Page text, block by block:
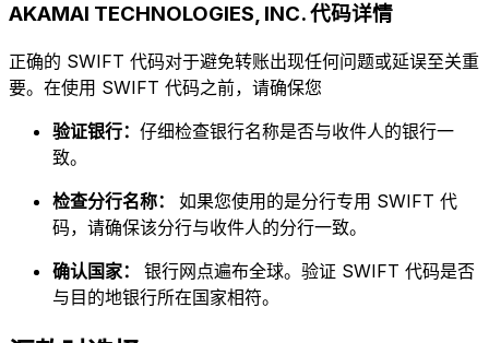
AKAMAI TECHNOLOGIES, INC. 代码详情
正确的 SWIFT 代码对于避免转账出现任何问题或延误至关重
要。在使用 SWIFT 代码之前，请确保您
验证银行： 仔细检查银行名称是否与收件人的银行一
致。
检查分行名称： 如果您使用的是分行专用 SWIFT 代
码，请确保该分行与收件人的分行一致。
确认国家： 银行网点遍布全球。验证 SWIFT 代码是否
与目的地银行所在国家相符。